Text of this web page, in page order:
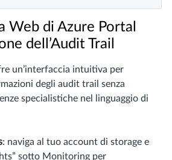
Web di Azure Portal
dell’Audit Trail
un’interfaccia intuitiva per
degli audit trail senza
specialistiche nel linguaggio di
: naviga al tuo account di storage e
sotto Monitoring per